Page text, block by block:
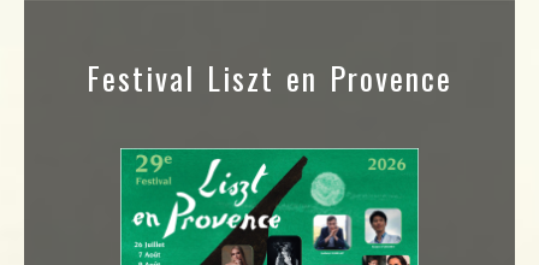
Festival Liszt en Provence